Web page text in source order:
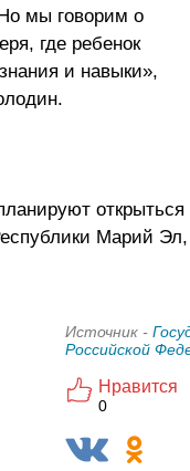
мы говорим о
где ребенок
и навыки»,
открыться
Марий
Источник -
Российской
Нравится
0